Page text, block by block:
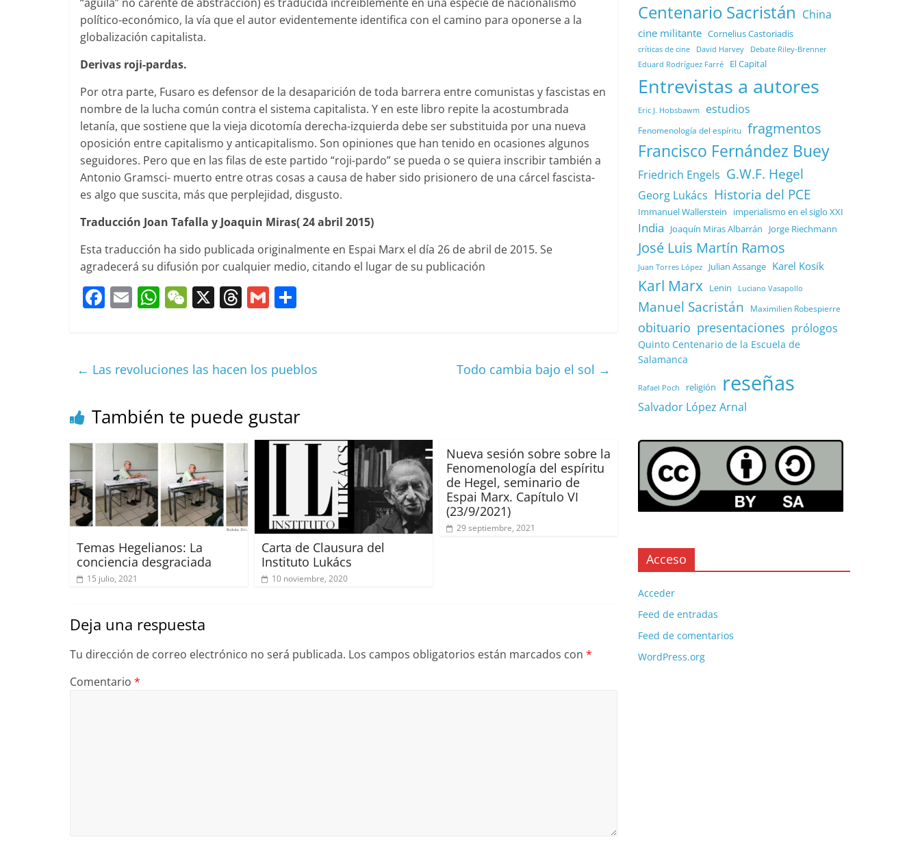
político-económico, la vía que el autor evidentemente identifica con el camino para oponerse a la
globalización capitalista.
Derivas roji-pardas.
Por otra parte, Fusaro es defensor de la desaparición de toda barrera entre comunistas y fascistas en
nombre de la lucha común contra el sistema capitalista. Y en este libro repite la acostumbrada
letanía, que sostiene que la vieja dicotomía derecha-izquierda debe ser substituida por una nueva
oposición entre capitalismo y anticapitalismo. Son opiniones que han tenido en ocasiones algunos
seguidores. Pero que en las filas de este partido “roji-pardo” se pueda o se quiera inscribir también a
Antonio Gramsci- muerto entre otras cosas a causa de haber sido prisionero de una cárcel fascista-
es algo que suscita, más que perplejidad, disgusto.
Traducción Joan Tafalla y Joaquin Miras( 24 abril 2015)
Esta traducción ha sido publicada originalmente en Espai Marx el día 26 de abril de 2015. Se
agradecerá su difusión por cualquier medio, citando el lugar de su publicación
F
e
o
o
k
E
l
W
s
p
p
W
h
X T
a
s
G
l p
tir
← Las revoluciones las hacen los pueblos Todo cambia bajo el sol →
También te puede gustar
Temas Hegelianos: La
conciencia desgraciada
15 julio, 2021
Carta de Clausura del
Instituto Lukács
10 noviembre, 2020
Nueva sesión sobre sobre la
Fenomenología del espíritu
de Hegel, seminario de
Espai Marx. Capítulo VI
(23/9/2021)
29 septiembre, 2021
Deja una respuesta
Tu dirección de correo electrónico no será publicada. Los campos obligatorios están marcados con *
Comentario *
Centenario Sacristán China
cine militante Cornelius Castoriadis
críticas de cine David Harvey Debate Riley-Brenner
Eduard Rodríguez Farré El Capital
Entrevistas a autores
Eric J. Hobsbawm estudios
Fenomenología del espíritu fragmentos
Francisco Fernández Buey
Friedrich Engels G.W.F. Hegel
Georg Lukács Historia del PCE
Immanuel Wallerstein imperialismo en el siglo XXI
India Joaquín Miras Albarrán Jorge Riechmann
José Luis Martín Ramos
Juan Torres López Julian Assange Karel Kosík
Karl Marx Lenin Luciano Vasapollo
Manuel Sacristán Maximilien Robespierre
obituario presentaciones prólogos
Quinto Centenario de la Escuela de
Salamanca
Rafael Poch religión reseñas
Salvador López Arnal
Acceso
Acceder
Feed de entradas
Feed de comentarios
WordPress.org